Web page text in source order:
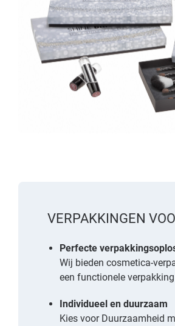
VERPAKKINGEN
Perfecte
Wij bieden cosmetica-
een functionele
Individueel en duurzaam
Kies voor Duurzaamheid